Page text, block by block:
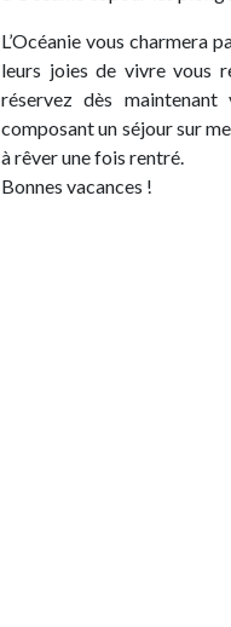
L’Océanie vous charmera
leurs joies de vivre vous
réservez dès
composant un séjour sur
à rêver une fois rentré.
Bonnes vacances !